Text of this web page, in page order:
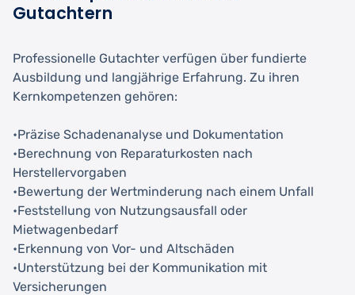
Gutachtern
Professionelle Gutachter verfügen über fundierte
Ausbildung und langjährige Erfahrung. Zu ihren
Kernkompetenzen gehören:
•Präzise Schadenanalyse und Dokumentation
•Berechnung von Reparaturkosten nach
Herstellervorgaben
•Bewertung der Wertminderung nach einem Unfall
•Feststellung von Nutzungsausfall oder
Mietwagenbedarf
•Erkennung von Vor- und Altschäden
•Unterstützung bei der Kommunikation mit
Versicherungen